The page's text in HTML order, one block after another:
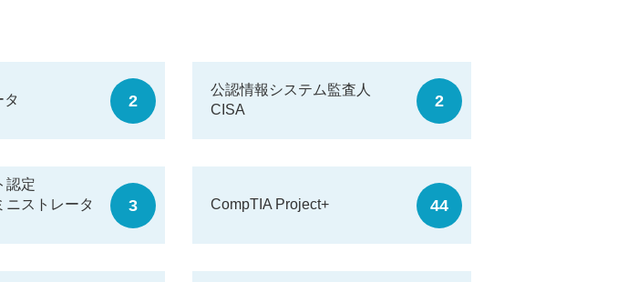
タ 2
公認情報システム監査人
CISA
2
認定
ニストレータ
3 CompTIA Project+ 44